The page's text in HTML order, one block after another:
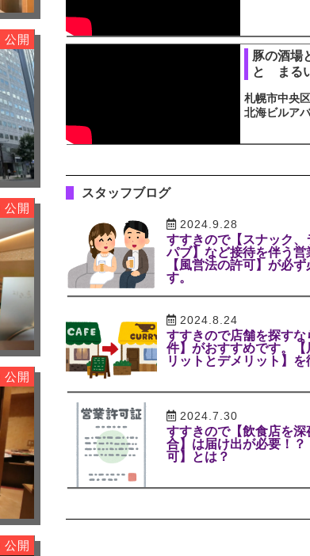
公開
公開
公開
公開
豚の酒場
と まる
札幌市中央
北海ビルア
スタッフブログ
2024.9.28
すすきので【スナック
パブ】など接待を伴う営
【風営法の許可】が必
す。
2024.8.24
すすきので店舗を探すな
件】がおすすめです。【
リットとデメリット】を
2024.7.30
すすきので【飲食店を
合】は届け出が必要！
可】とは？